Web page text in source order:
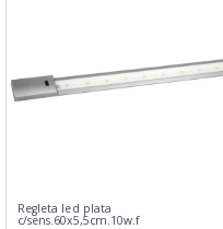
Regleta led plata
c/sens.60x5,5cm.10w.f